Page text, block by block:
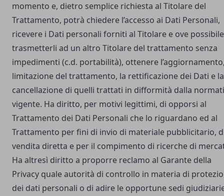
momento e, dietro semplice richiesta al Titolare del
Trattamento, potrà chiedere l’accesso ai Dati Personali,
ricevere i Dati personali forniti al Titolare e ove possibile
trasmetterli ad un altro Titolare del trattamento senza
impedimenti (c.d. portabilità), ottenere
limitazione del trattamento, la rettificazione dei Dati e la
cancellazione di quelli trattati in difformità dalla
vigente. Ha diritto, per motivi legittimi, di opporsi al
Trattamento dei Dati Personali che lo riguardano ed al
Trattamento per fini di invio di materiale pubblicitario,
vendita diretta e per il compimento di ricerche di
Ha altresì diritto a proporre reclamo al Garante della
Privacy quale autorità di controllo in materia di
dei dati personali o di adire le opportune sedi